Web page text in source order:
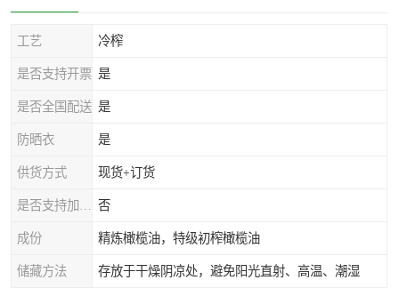
工艺 冷榨
是否支持开票 是
是否全国配送 是
防晒衣 是
供货方式 现货+订货
否
成份 精炼橄榄油，特级初榨橄榄油
储藏方法 存放于干燥阴凉处，避免阳光直射、高温、潮湿